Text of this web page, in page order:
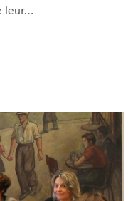
leur…